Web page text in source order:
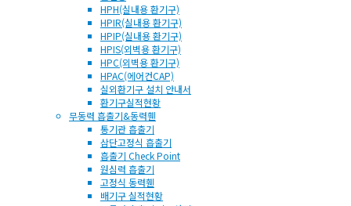
HPH(실내용 환기구)
HPIR(실내용 환기구)
HPIP(실내용 환기구)
HPIS(외벽용 환기구)
HPC(외벽용 환기구)
HPAC(에어컨CAP)
실외환기구 설치 안내서
환기구실적현황
무동력 흡출기&동력휀
통기관 흡출기
삼단고정식 흡출기
흡출기 Check Point
원심력 흡출기
고정식 동력휀
배기구 실적현황